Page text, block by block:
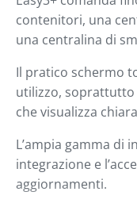
contenitori, una
una centralina di
Il pratico schermo
utilizzo,
che visualizza
L’ampia gamma di
integrazione e
aggiornamenti.